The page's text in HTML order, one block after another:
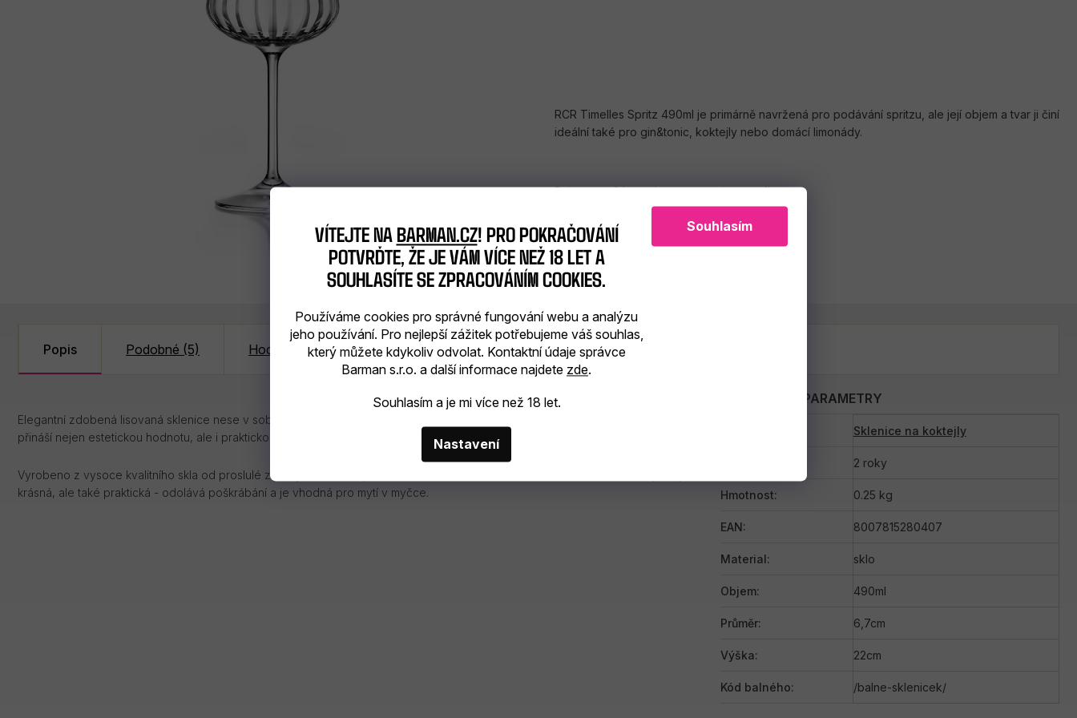
VÍTEJTE NABARMAN.CZ! PRO POKRAČOVÁNÍ
POTVRĎTE, ŽE JE VÁM VÍCE NEŽ 18 LET A
SOUHLASÍTE SE ZPRACOVÁNÍM COOKIES.
Používáme cookies pro správné fungování webu a analýzu
jeho používání. Pro nejlepší zážitek potřebujeme váš souhlas,
který můžete kdykoliv odvolat. Kontaktní údaje správce
Barman s.r.o. a další informace najdete zde.
Souhlasím a je mi více než 18 let.
Nastavení
Souhlasím
RCR Timelles Spritz 490ml je primárně navržená pro podávání spritzu, ale její objem a tvar ji činí
ideální také pro gin&tonic, koktejly nebo domácí limonády.
Baleno po 6 kusech, cena uvedena za 1ks
Prodáváme i po 1 kusu
Popis Podobné (5) Hodnocení Diskuze Značka
Elegantní zdobená lisovaná sklenice nese v sobě odkaz tradičního italského sklářství. S důrazem na detail a kvalitu materiálu,
přináší nejen estetickou hodnotu, ale i praktickou funkčnost.
Vyrobeno z vysoce kvalitního skla od proslulé značky RCR, která je zárukou odolnosti a dlouhé životnosti. Tato sklenice je nejen
krásná, ale také praktická - odolává poškrábání a je vhodná pro mytí v myčce.
DOPLŇKOVÉ PARAMETRY
Sklenice na koktejly
2 roky
Hmotnost: 0.25 kg
EAN: 8007815280407
Material: sklo
Objem: 490ml
Průměr: 6,7cm
Výška: 22cm
Kód balného: /balne-sklenicek/